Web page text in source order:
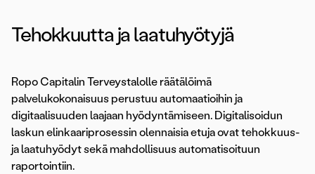
Tehokkuutta ja laatuhyötyjä
Ropo Capitalin Terveystalolle räätälöimä
palvelukokonaisuus perustuu automaatioihin ja
digitaalisuuden laajaan hyödyntämiseen. Digitalisoidun
laskun elinkaariprosessin olennaisia etuja ovat tehokkuus-
ja laatuhyödyt sekä mahdollisuus automatisoituun
raportointiin.